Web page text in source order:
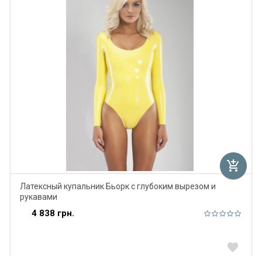
Латексный купальник Бьорк с глубоким вырезом и
рукавами
4 838 грн.
add_shopping_cart
favorite